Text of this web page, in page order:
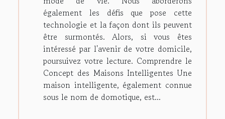
également les défis que pose cette
technologie et la façon dont ils peuvent
être surmontés. Alors, si vous êtes
intéressé par l'avenir de votre domicile,
poursuivez votre lecture. Comprendre le
Concept des Maisons Intelligentes Une
maison intelligente, également connue
sous le nom de domotique, est...